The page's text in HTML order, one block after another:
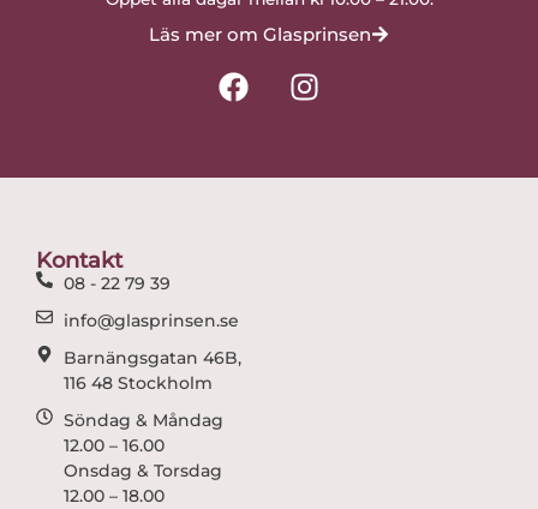
Läs mer om Glasprinsen
F
a
I
n
Kontakt
08 - 22 79 39
info@glasprinsen.se
Barnängsgatan 46B,
116 48 Stockholm
Söndag & Måndag
12.00 – 16.00
Onsdag & Torsdag
12.00 – 18.00